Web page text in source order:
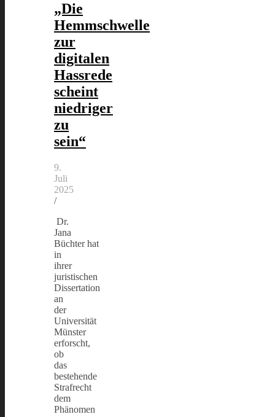
„Die
Hemmschwelle
zur
digitalen
Hassrede
scheint
niedriger
zu
sein“
9.
Juli
2025
/
Dr.
Jana
Büchter hat
in
ihrer
juristischen
Dissertation
an
der
Universität
Münster
erforscht,
ob
das
bestehende
Strafrecht
dem
Phänomen